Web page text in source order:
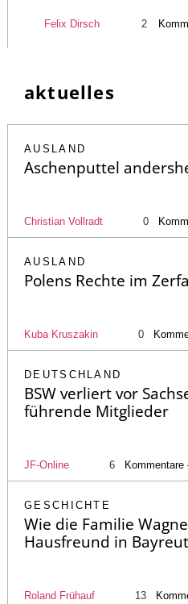
Felix Dirsch 2
aktuelles
AUSLAND
Aschenputtel
Christian Vollradt 0
AUSLAND
Polens Rechte im
Kuba Kruszakin 0
DEUTSCHLAND
BSW verliert vor
führende Mitglieder
JF-Online 6
GESCHICHTE
Wie die Familie
Hausfreund in
Roland Frühauf 13